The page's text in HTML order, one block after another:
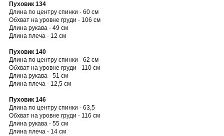
Пуховик 134
Длина по центру спинки - 60 см
Обхват на уровне груди - 106 см
Длина рукава - 49 см
Длина плеча - 12 см
Пуховик 140
Длина по центру спинки - 62 см
Обхват на уровне груди - 110 см
Длина рукава - 51 см
Длина плеча - 12,5 см
Пуховик 146
Длина по центру спинки - 63,5
Обхват на уровне груди - 116 см
Длина рукава - 55 см
Длина плеча - 14 см